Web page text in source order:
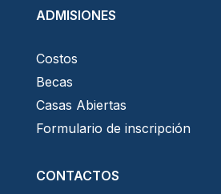
ADMISIONES
Costos
Becas
Casas Abiertas
Formulario de inscripción
CONTACTOS